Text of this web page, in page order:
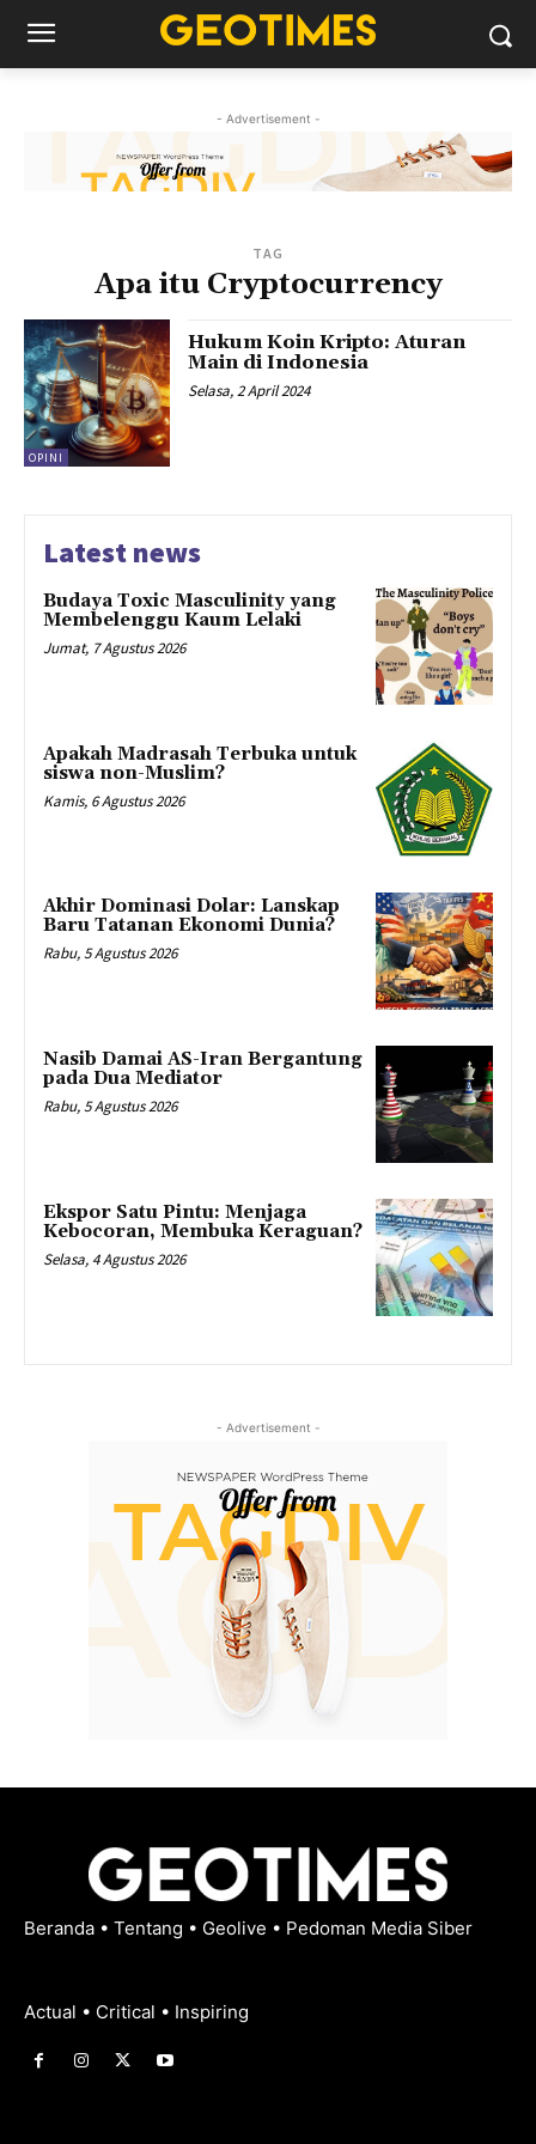
- Advertisement -
TAG
Apa itu Cryptocurrency
OPINI
Hukum Koin Kripto: Aturan
Main di Indonesia
Selasa, 2 April 2024
Latest news
Budaya Toxic Masculinity yang
Membelenggu Kaum Lelaki
Jumat, 7 Agustus 2026
Apakah Madrasah Terbuka untuk
siswa non-Muslim?
Kamis, 6 Agustus 2026
Akhir Dominasi Dolar: Lanskap
Baru Tatanan Ekonomi Dunia?
Rabu, 5 Agustus 2026
Nasib Damai AS-Iran Bergantung
pada Dua Mediator
Rabu, 5 Agustus 2026
Ekspor Satu Pintu: Menjaga
Kebocoran, Membuka Keraguan?
Selasa, 4 Agustus 2026
- Advertisement -
Beranda • Tentang • Geolive • Pedoman Media Siber
Actual • Critical • Inspiring